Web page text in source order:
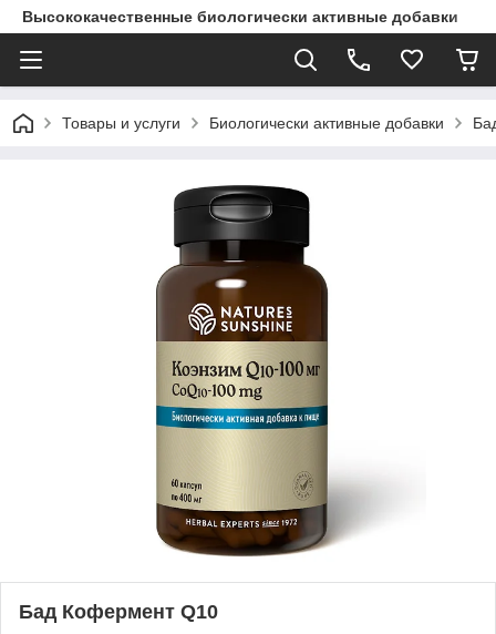
Высококачественные биологически активные добавки
Товары и услуги Биологически активные добавки
Бад Кофермент Q10